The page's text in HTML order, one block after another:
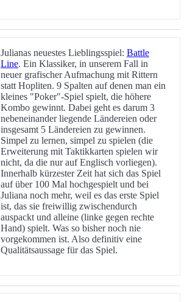
Julianas neuestes Lieblingsspiel: Battle
Line. Ein Klassiker, in unserem Fall in
neuer grafischer Aufmachung mit Rittern
statt Hopliten. 9 Spalten auf denen man ein
kleines "Poker"-Spiel spielt, die höhere
Kombo gewinnt. Dabei geht es darum 3
nebeneinander liegende Ländereien oder
insgesamt 5 Ländereien zu gewinnen.
Simpel zu lernen, simpel zu spielen (die
Erweiterung mit Taktikkarten spielen wir
nicht, da die nur auf Englisch vorliegen).
Innerhalb kürzester Zeit hat sich das Spiel
auf über 100 Mal hochgespielt und bei
Juliana noch mehr, weil es das erste Spiel
ist, das sie freiwillig zwischendurch
auspackt und alleine (linke gegen rechte
Hand) spielt. Was so bisher noch nie
vorgekommen ist. Also definitiv eine
Qualitätsaussage für das Spiel.